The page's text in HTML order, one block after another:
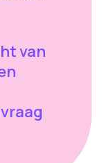
van